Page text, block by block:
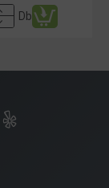
Db